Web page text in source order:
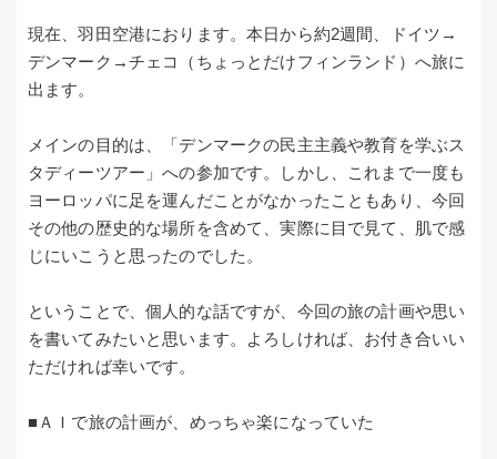
現在、羽田空港におります。本日から約2週間、ドイツ→
デンマーク→チェコ（ちょっとだけフィンランド）へ旅に
出ます。
メインの目的は、「デンマークの民主主義や教育を学ぶス
タディーツアー」への参加です。しかし、これまで一度も
ヨーロッパに足を運んだことがなかったこともあり、今回
その他の歴史的な場所を含めて、実際に目で見て、肌で感
じにいこうと思ったのでした。
ということで、個人的な話ですが、今回の旅の計画や思い
を書いてみたいと思います。よろしければ、お付き合いい
ただければ幸いです。
■ＡＩで旅の計画が、めっちゃ楽になっていた